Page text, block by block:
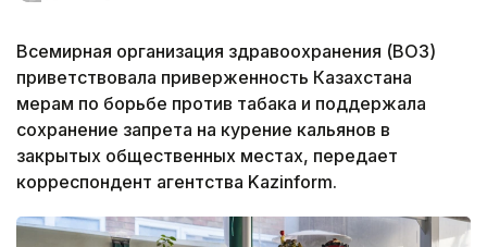
Всемирная организация здравоохранения (ВОЗ)
приветствовала приверженность Казахстана
мерам по борьбе против табака и поддержала
сохранение запрета на курение кальянов в
закрытых общественных местах, передает
корреспондент агентства Kazinform.